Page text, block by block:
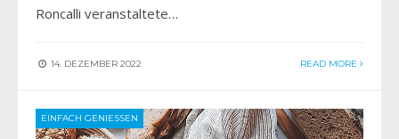
Roncalli veranstaltete…
14. DEZEMBER 2022 READ MORE
EINFACH GENIESSEN